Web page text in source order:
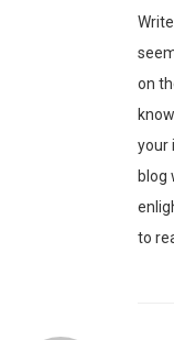
on
your
blog
to